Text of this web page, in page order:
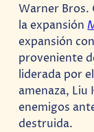
Warner Bros.
la expansión
expansión
proveniente
liderada por
amenaza, Liu
enemigos
destruida.